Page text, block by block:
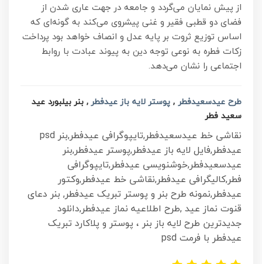
از پیش نمایان می‌گردد و جامعه در جهت عاری شدن از
فضای دو قطبی فقیر و غنی پیشروی می‌کند به گونه‌ای که
اساس توزیع ثروت بر پایه عدل و انصاف خواهد بود پرداخت
زکات فطره به نوعی توجه دین به پیوند عبادت با روابط
اجتماعی را نشان می‌دهد.
طرح عیدسعیدفطر , پوستر لایه باز عیدفطر, بنر بیلبورد عید
سعید فطر
نقاشی خط عیدسعیدفطر,تایپوگرافی عیدفطر,بنر psd
عیدفطر,فایل لایه باز عیدفطر,پوستر عیدفطر,بنر
عیدسعیدفطر,خوشنویسی عیدفطر,تایپوگرافی
فطر,کالیگرافی عیدفطر,نقاشی خط عیدفطر,وکتور
عیدفطر,نمونه طرح بنر و پوستر تبریک عیدفطر, بنر دعای
قنوت نماز عید ,طرح اطلاعیه نماز عیدفطر,دانلود
جدیدترین طرح لایه باز بنر ، پوستر و پلاکارد تبریک
عیدفطر با فرمت psd